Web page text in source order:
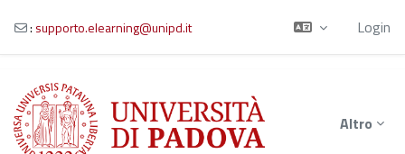
Vai al contenuto principale
: supporto.elearning@unipd.it Login
Altro